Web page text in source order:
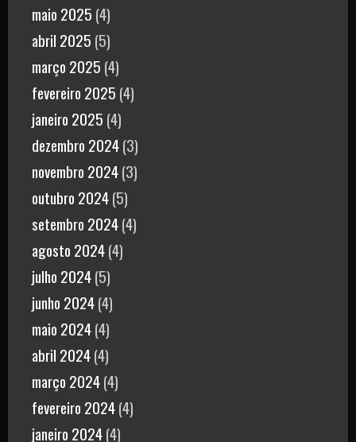
maio 2025 (4)
abril 2025 (5)
março 2025 (4)
fevereiro 2025 (4)
janeiro 2025 (4)
dezembro 2024(3)
novembro 2024(3)
outubro 2024(5)
setembro 2024(4)
agosto 2024(4)
julho 2024(5)
junho 2024(4)
maio 2024(4)
abril 2024(4)
março 2024(4)
fevereiro 2024(4)
janeiro 2024(4)